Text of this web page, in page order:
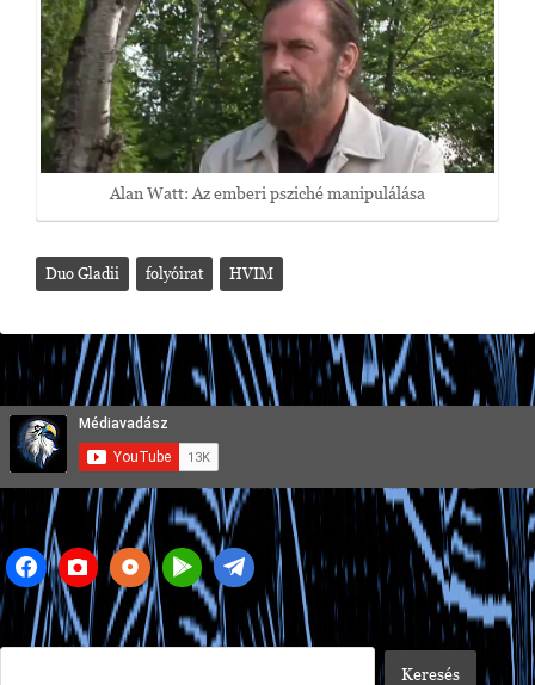
Alan Watt: Az emberi psziché manipulálása
Duo Gladii folyóirat HVIM